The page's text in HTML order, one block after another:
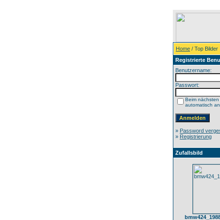
Home / Top Bilder
Registrierte
Benutzername:
Passwort:
Beim nächsten
automatisch
» Password
» Registrierung
Zufallsbild